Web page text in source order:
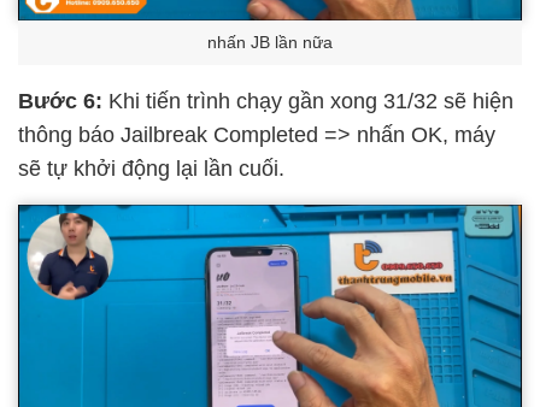
nhấn JB lần nữa
Bước 6: Khi tiến trình chạy gần xong 31/32 sẽ hiện
thông báo Jailbreak Completed => nhấn OK, máy
sẽ tự khởi động lại lần cuối.